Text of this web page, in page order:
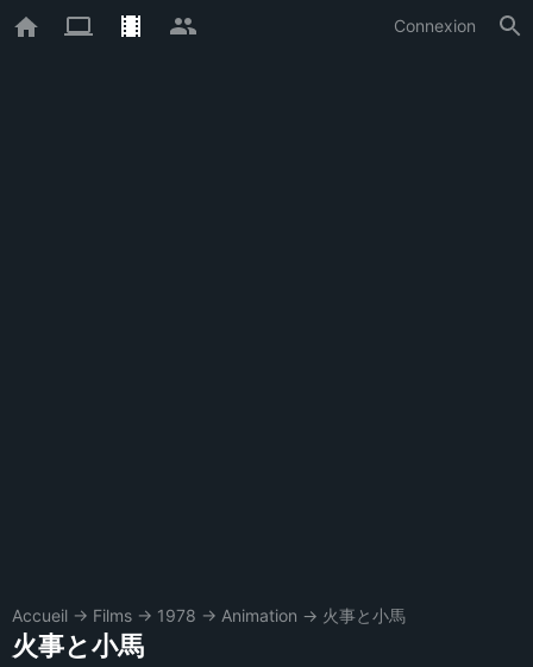
Connexion
Accueil → Films → 1978 → Animation → 火事と小馬
火事と小馬